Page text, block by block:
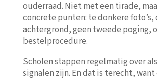
ouderraad. Niet met een tirade,
concrete punten: te donkere
achtergrond, geen tweede poging,
bestelprocedure.
Scholen stappen regelmatig over
signalen zijn. En dat is terecht, want